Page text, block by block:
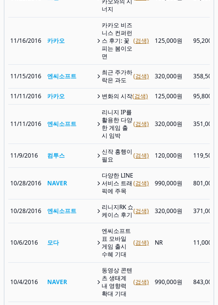
너지
11/16/2016 카카오
카카오 비즈
니스 컨퍼런
스 후기: 꽃
피는 봄이오
면
(검색) 125,000원 95,200원
11/15/2016 엔씨소프트
최근 주가하
락은 과도
(검색) 320,000원 358,500
11/11/2016 카카오 변화의 시작(검색) 125,000원 95,800원
11/11/2016 엔씨소프트
리니지 IP를
활용한 다양
한 게임 출
시 임박
(검색) 320,000원 351,000
11/9/2016 컴투스
신작 흥행이
필요
(검색) 120,000원 119,500
10/28/2016 NAVER
다양한 LINE
서비스 트래
픽에 주목
(검색) 990,000원 801,000
10/28/2016 엔씨소프트
리니지RK 쇼
케이스 후기(검색) 320,000원 371,000
10/6/2016 모다
엔씨소프트
표 모바일
게임 출시
수혜 기대
(검색) NR 11,000원
10/4/2016 NAVER
동영상 콘텐
츠 생태계
내 영향력
확대 기대
(검색) 990,000원 843,000